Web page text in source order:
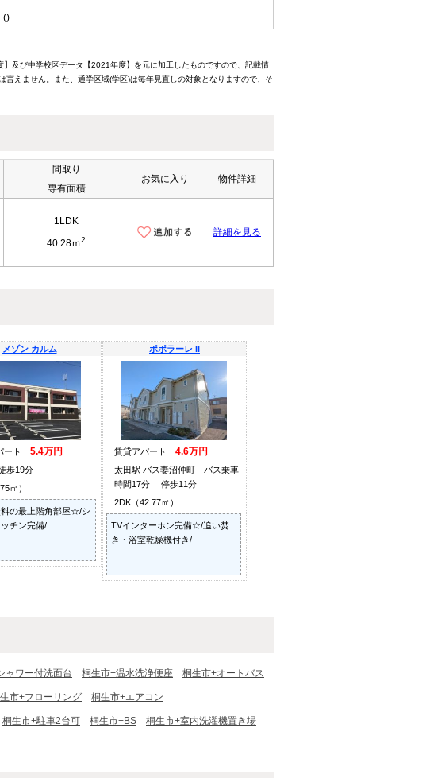
()
及び中学校区データ【2021年度】を元に加工したものですので、記載情
えません。また、通学区域(学区)は毎年見直しの対象となりますので、そ
間取り
専有面積
お気に入り 物件詳細
1LDK
40.28ｍ2
詳細を見る
メゾン カルム
ート 5.4万円
歩19分
㎡）
の最上階角部屋☆/シ
チン完備/
ポポラーレ II
賃貸アパート 4.6万円
太田駅 バス妻沼仲町 バス乗車
時間17分 停歩11分
2DK（42.77㎡）
TVインターホン完備☆/追い焚
き・浴室乾燥機付き/
ャワー付洗面台 桐生市+温水洗浄便座 桐生市+オートバス
市+フローリング 桐生市+エアコン
桐生市+駐車2台可 桐生市+BS 桐生市+室内洗濯機置き場